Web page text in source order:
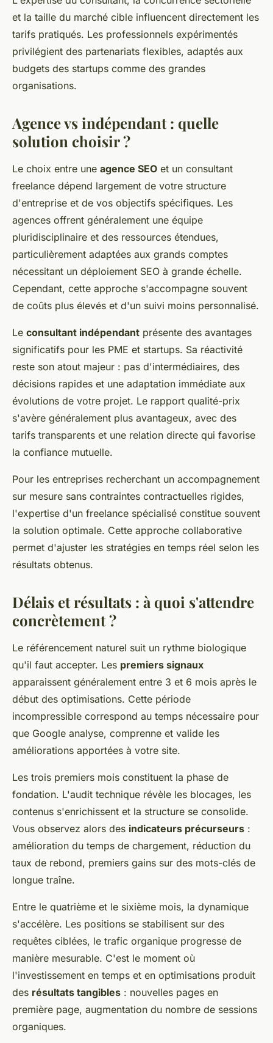
et la taille du marché cible influencent directement les
tarifs pratiqués. Les professionnels expérimentés
privilégient des partenariats flexibles, adaptés aux
budgets des startups comme des grandes
organisations.
Agence vs indépendant : quelle
solution choisir ?
Le choix entre une agence SEO et un consultant
freelance dépend largement de votre structure
d'entreprise et de vos objectifs spécifiques. Les
agences offrent généralement une équipe
pluridisciplinaire et des ressources étendues,
particulièrement adaptées aux grands comptes
nécessitant un déploiement SEO à grande échelle.
Cependant, cette approche s'accompagne souvent
de coûts plus élevés et d'un suivi moins personnalisé.
Le consultant indépendant présente des avantages
significatifs pour les PME et startups. Sa réactivité
reste son atout majeur : pas d'intermédiaires, des
décisions rapides et une adaptation immédiate aux
évolutions de votre projet. Le rapport qualité-prix
s'avère généralement plus avantageux, avec des
tarifs transparents et une relation directe qui favorise
la confiance mutuelle.
Pour les entreprises recherchant un accompagnement
sur mesure sans contraintes contractuelles rigides,
l'expertise d'un freelance spécialisé constitue souvent
la solution optimale. Cette approche collaborative
permet d'ajuster les stratégies en temps réel selon les
résultats obtenus.
Délais et résultats : à quoi s'attendre
concrètement ?
Le référencement naturel suit un rythme biologique
qu'il faut accepter. Les premiers signaux
apparaissent généralement entre 3 et 6 mois après le
début des optimisations. Cette période
incompressible correspond au temps nécessaire pour
que Google analyse, comprenne et valide les
améliorations apportées à votre site.
Les trois premiers mois constituent la phase de
fondation. L'audit technique révèle les blocages, les
contenus s'enrichissent et la structure se consolide.
Vous observez alors des indicateurs précurseurs :
amélioration du temps de chargement, réduction du
taux de rebond, premiers gains sur des mots-clés de
longue traîne.
Entre le quatrième et le sixième mois, la dynamique
s'accélère. Les positions se stabilisent sur des
requêtes ciblées, le trafic organique progresse de
manière mesurable. C'est le moment où
l'investissement en temps et en optimisations produit
des résultats tangibles : nouvelles pages en
première page, augmentation du nombre de sessions
organiques.